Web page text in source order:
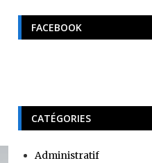
FACEBOOK
CATÉGORIES
Administratif